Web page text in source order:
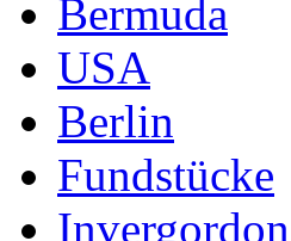
Bermuda
USA
Berlin
Fundstücke